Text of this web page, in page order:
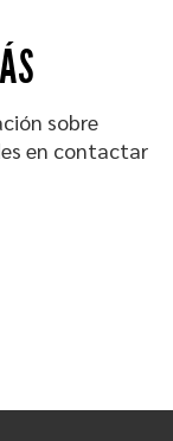
sobre
en contactar